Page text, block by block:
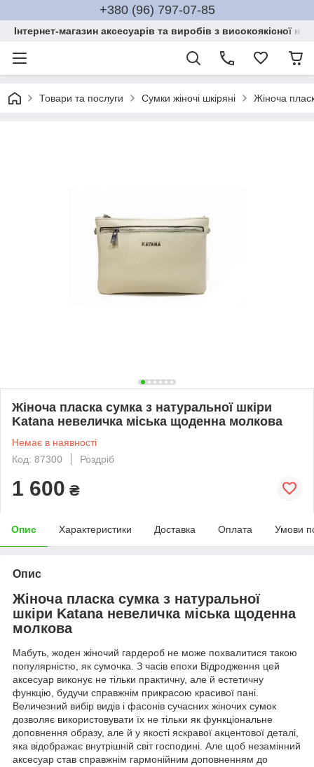
+380 (96) 797-07-85
Інтернет-магазин аксесуарів та виробів з високоякісної
Товари та послуги Сумки жіночі шкіряні Жіноча
Жіноча пласка сумка з натуральної шкіри
Katana невеличка міська щоденна молкова
Немає в наявності
Код: 87300
Роздріб
1 600 ₴
Опис Характеристики Доставка Оплата Умови
Опис
Жіноча пласка сумка з натуральної
шкіри Katana невеличка міська щоденна
молкова
Мабуть, жоден жіночий гардероб не може похвалитися такою
популярністю, як сумочка. З часів епохи Відродження цей
аксесуар виконує не тільки практичну, але й естетичну
функцію, будучи справжнім прикрасою красивої пані.
Величезний вибір видів і фасонів сучасних жіночих сумок
дозволяє використовувати їх не тільки як функціональне
доповнення образу, але й у якості яскравої акцентової деталі,
яка відображає внутрішній світ господині. Але щоб незамінний
аксесуар став справжнім гармонійним доповненням до